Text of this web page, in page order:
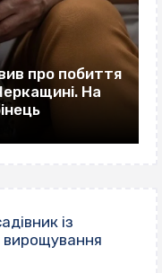
про побиття
На
із
вирощування